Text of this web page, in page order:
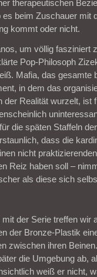
therapeutischen
beim Zuschauer mit
kommt oder nicht.
um völlig fasziniert
Pop-Philosoph
Mafia, das gesamte
in dem das
der Realität wurzelt, ist
die späten Staffeln
dass die
nicht
Reiz haben soll –
als diese sich
der Serie treffen wir
der Bronze-Plastik
zwischen ihren
die Umgebung ab,
weiß er nicht,